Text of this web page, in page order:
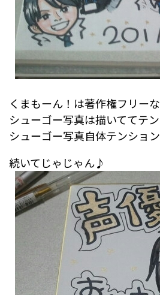
くまもーん！は著作権フリー
シューゴー写真は描いててテ
シューゴー写真自体テンション
続いてじゃじゃん♪